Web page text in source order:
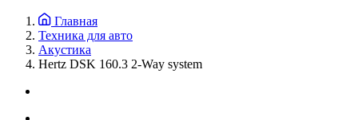
Главная
Техника для авто
Акустика
Hertz DSK 160.3 2-Way system